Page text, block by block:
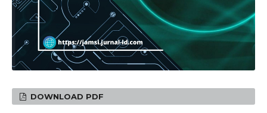
DOWNLOAD PDF